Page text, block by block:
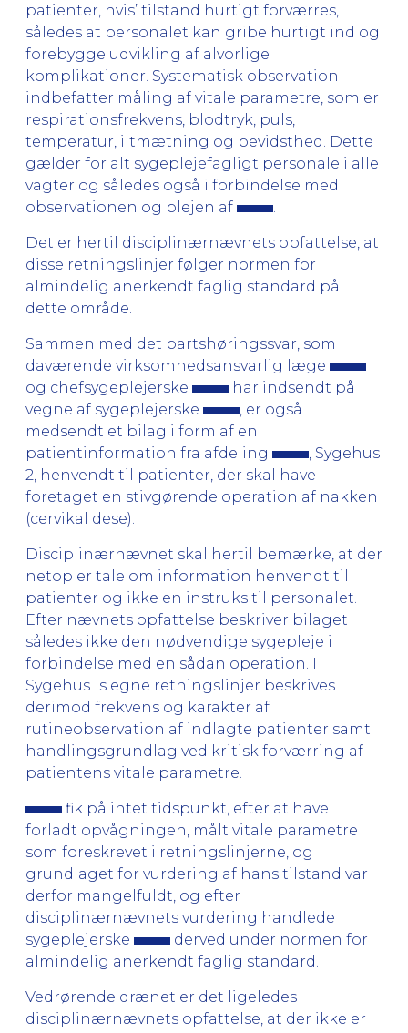
patienter, hvis’ tilstand hurtigt forværres,
således at personalet kan gribe hurtigt ind og
forebygge udvikling af alvorlige
komplikationer. Systematisk observation
indbefatter måling af vitale parametre, som er
respirationsfrekvens, blodtryk, puls,
temperatur, iltmætning og bevidsthed. Dette
gælder for alt sygeplejefagligt personale i alle
vagter og således også i forbindelse med
observationen og plejen af
Det er hertil disciplinærnævnets opfattelse, at
disse retningslinjer følger normen for
almindelig anerkendt faglig standard på
dette område.
Sammen med det partshøringssvar, som
daværende virksomhedsansvarlig læge
og chefsygeplejerske
har indsendt på
vegne af sygeplejerske
, er også
medsendt et bilag i form af en
patientinformation fra afdeling
, Sygehus
2, henvendt til patienter, der skal have
foretaget en stivgørende operation af nakken
(cervikal dese).
Disciplinærnævnet skal hertil bemærke, at der
netop er tale om information henvendt til
patienter og ikke en instruks til personalet.
Efter nævnets opfattelse beskriver bilaget
således ikke den nødvendige sygepleje i
forbindelse med en sådan operation. I
Sygehus 1s egne retningslinjer beskrives
derimod frekvens og karakter af
rutineobservation af indlagte patienter samt
handlingsgrundlag ved kritisk forværring af
patientens vitale parametre.
fik på intet tidspunkt, efter at have
forladt opvågningen, målt vitale parametre
som foreskrevet i retningslinjerne, og
grundlaget for vurdering af hans tilstand var
derfor mangelfuldt, og efter
disciplinærnævnets vurdering handlede
sygeplejerske
derved under normen for
almindelig anerkendt faglig standard.
Vedrørende drænet er det ligeledes
disciplinærnævnets opfattelse, at der ikke er